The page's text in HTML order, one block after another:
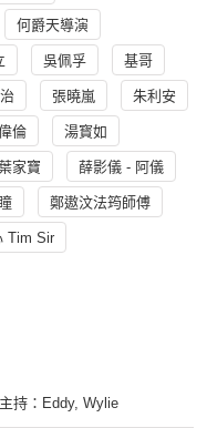
何爵天導演
吳佩孚 基哥
張曉嵐 朱利安
倫 湯寳如
家寶 薛影儀 - 阿儀
鄭遨汶法筠師傅
Tim Sir
持：Eddy, Wylie